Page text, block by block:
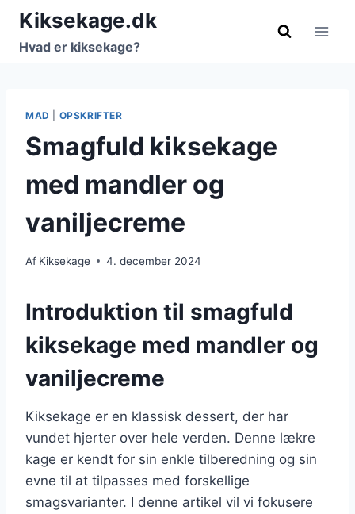
Fortsæt
indhold
Kiksekage.dk
Hvad er kiksekage?
MAD OPSKRIFTER
Smagfuld kiksekage
med mandler og
vaniljecreme
Af Kiksekage 4. december 2024
Introduktion til smagfuld
kiksekage med mandler og
vaniljecreme
Kiksekage er en klassisk dessert, der har
vundet hjerter over hele verden. Denne lækre
kage er kendt for sin enkle tilberedning og sin
evne til at tilpasses med forskellige
smagsvarianter. I denne artikel vil vi fokusere